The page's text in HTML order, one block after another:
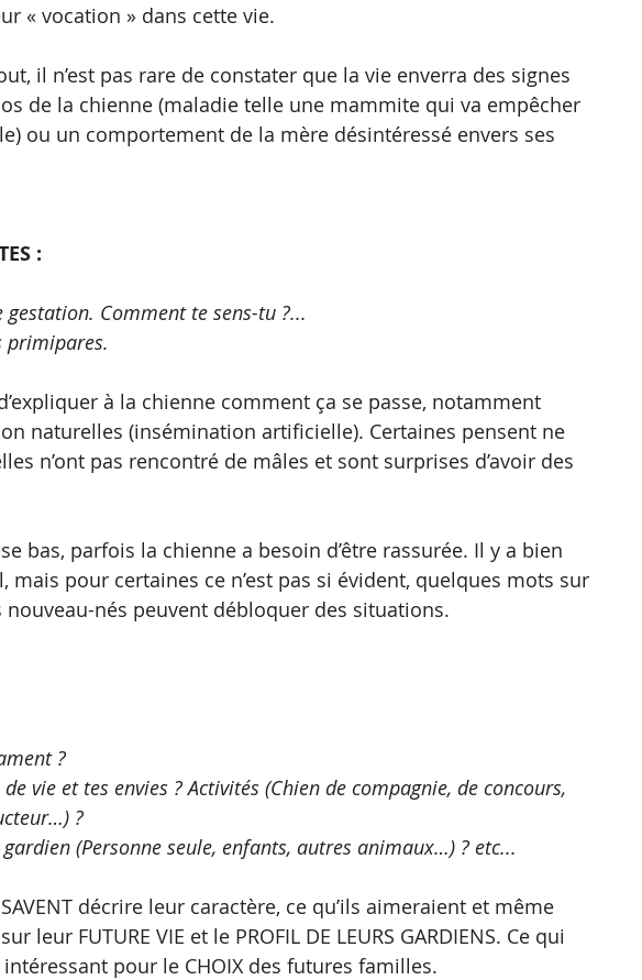
« vocation » dans cette vie.
il n’est pas rare de constater que la vie enverra des signes
de la chienne (maladie telle une mammite qui va empêcher
ou un comportement de la mère désintéressé envers ses
:
gestation. Comment te sens-tu ?...
primipares.
à la chienne comment ça se passe, notamment
naturelles (insémination artificielle). Certaines pensent ne
n’ont pas rencontré de mâles et sont surprises d’avoir des
bas, parfois la chienne a besoin d’être rassurée. Il y a bien
pour certaines ce n’est pas si évident, quelques mots sur
nouveau-nés peuvent débloquer des situations.
?
vie et tes envies ? Activités (Chien de compagnie, de concours,
?
(Personne seule, enfants, autres animaux…) ? etc...
décrire leur caractère, ce qu’ils aimeraient et même
leur FUTURE VIE et le PROFIL DE LEURS GARDIENS. Ce qui
pour le CHOIX des futures familles.